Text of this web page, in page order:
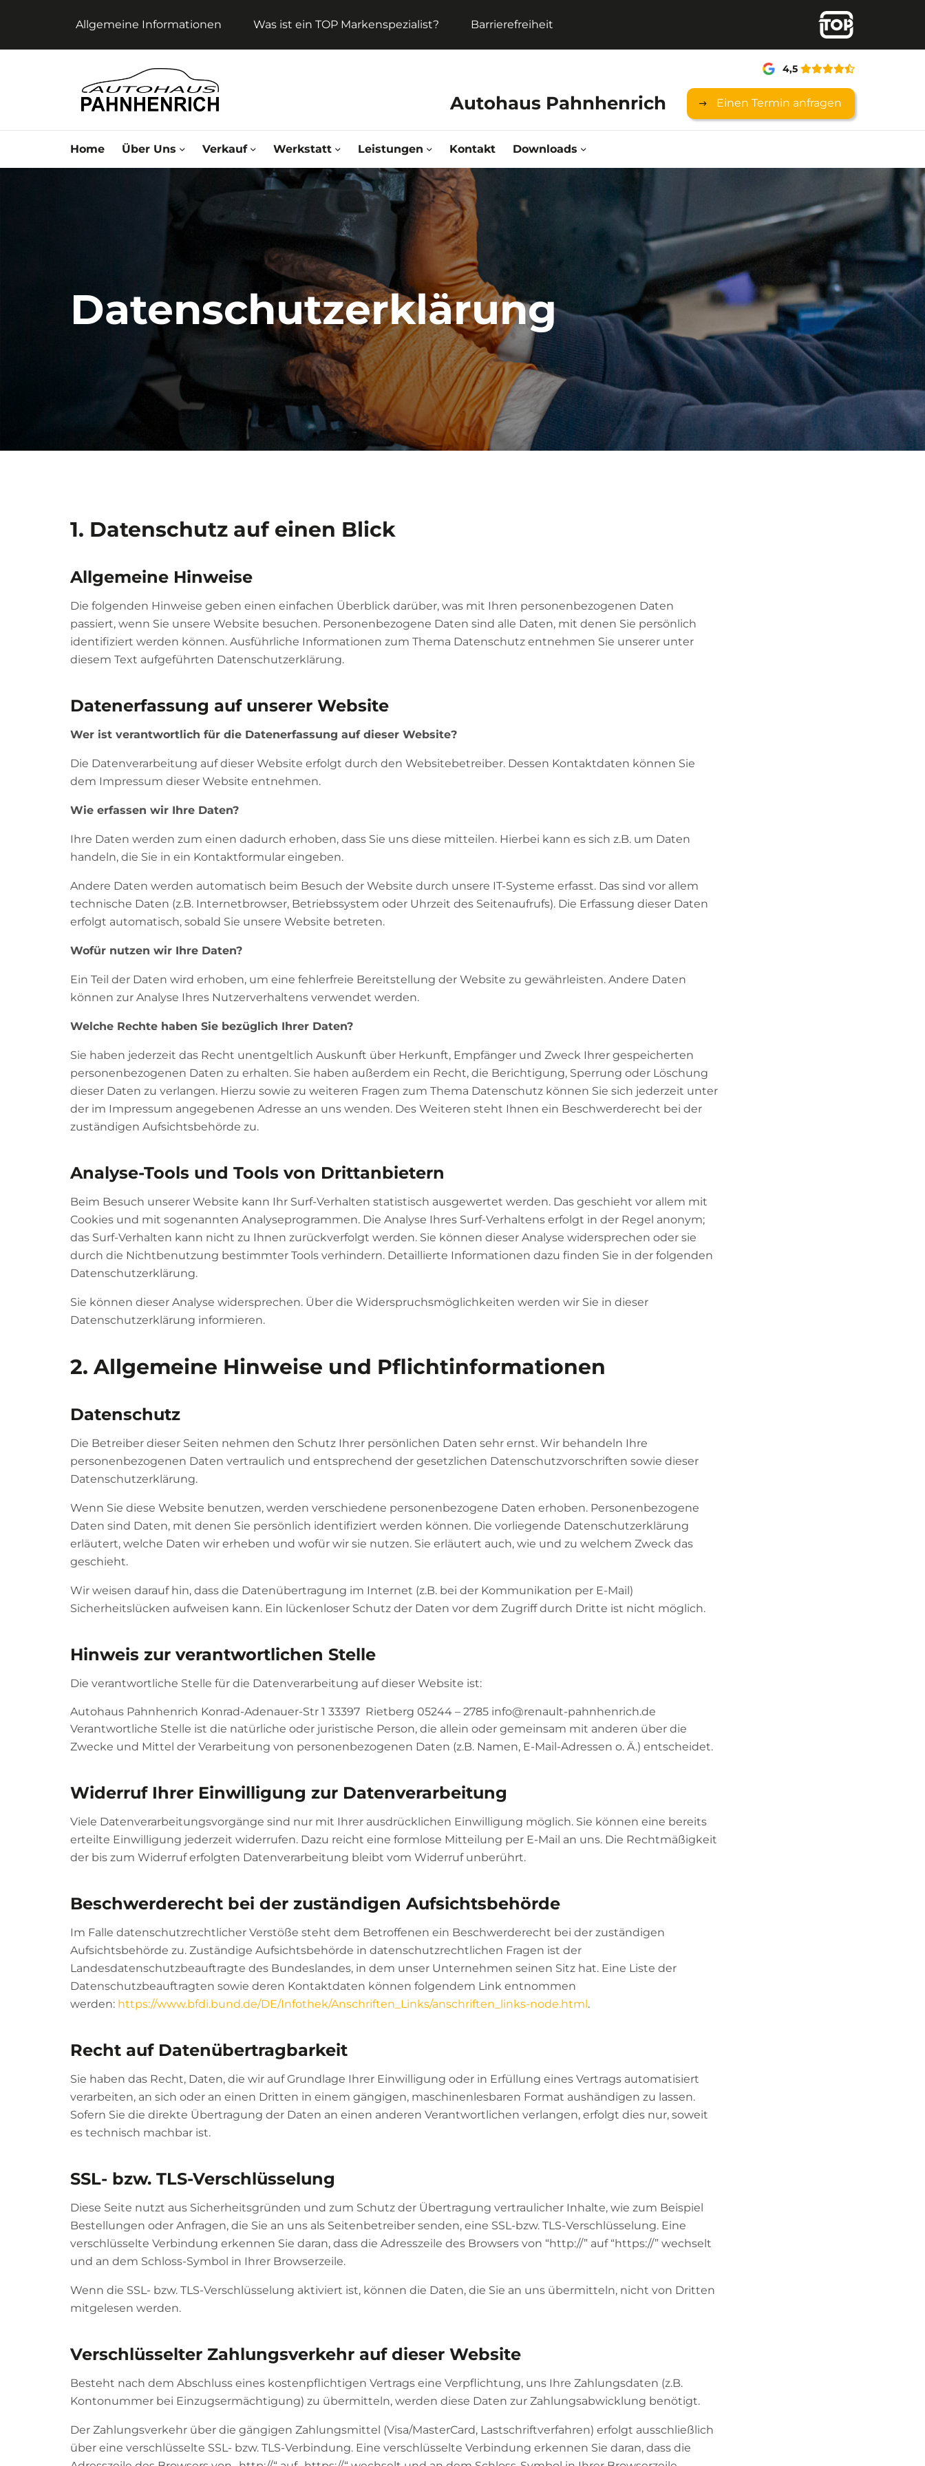
Allgemeine Informationen Was ist ein TOP Markenspezialist? Barrierefreiheit
4,5
Autohaus Pahnhenrich Einen Termin anfragen
Home Über Uns Verkauf Werkstatt Leistungen Kontakt Downloads
Datenschutzerklärung
1. Datenschutz auf einen Blick
Allgemeine Hinweise
Die folgenden Hinweise geben einen einfachen Überblick darüber, was mit Ihren personenbezogenen Daten
passiert, wenn Sie unsere Website besuchen. Personenbezogene Daten sind alle Daten, mit denen Sie persönlich
identifiziert werden können. Ausführliche Informationen zum Thema Datenschutz entnehmen Sie unserer unter
diesem Text aufgeführten Datenschutzerklärung.
Datenerfassung auf unserer Website
Wer ist verantwortlich für die Datenerfassung auf dieser Website?
Die Datenverarbeitung auf dieser Website erfolgt durch den Websitebetreiber. Dessen Kontaktdaten können Sie
dem Impressum dieser Website entnehmen.
Wie erfassen wir Ihre Daten?
Ihre Daten werden zum einen dadurch erhoben, dass Sie uns diese mitteilen. Hierbei kann es sich z.B. um Daten
handeln, die Sie in ein Kontaktformular eingeben.
Andere Daten werden automatisch beim Besuch der Website durch unsere IT-Systeme erfasst. Das sind vor allem
technische Daten (z.B. Internetbrowser, Betriebssystem oder Uhrzeit des Seitenaufrufs). Die Erfassung dieser Daten
erfolgt automatisch, sobald Sie unsere Website betreten.
Wofür nutzen wir Ihre Daten?
Ein Teil der Daten wird erhoben, um eine fehlerfreie Bereitstellung der Website zu gewährleisten. Andere Daten
können zur Analyse Ihres Nutzerverhaltens verwendet werden.
Welche Rechte haben Sie bezüglich Ihrer Daten?
Sie haben jederzeit das Recht unentgeltlich Auskunft über Herkunft, Empfänger und Zweck Ihrer gespeicherten
personenbezogenen Daten zu erhalten. Sie haben außerdem ein Recht, die Berichtigung, Sperrung oder Löschung
dieser Daten zu verlangen. Hierzu sowie zu weiteren Fragen zum Thema Datenschutz können Sie sich jederzeit unter
der im Impressum angegebenen Adresse an uns wenden. Des Weiteren steht Ihnen ein Beschwerderecht bei der
zuständigen Aufsichtsbehörde zu.
Analyse-Tools und Tools von Drittanbietern
Beim Besuch unserer Website kann Ihr Surf-Verhalten statistisch ausgewertet werden. Das geschieht vor allem mit
Cookies und mit sogenannten Analyseprogrammen. Die Analyse Ihres Surf-Verhaltens erfolgt in der Regel anonym;
das Surf-Verhalten kann nicht zu Ihnen zurückverfolgt werden. Sie können dieser Analyse widersprechen oder sie
durch die Nichtbenutzung bestimmter Tools verhindern. Detaillierte Informationen dazu finden Sie in der folgenden
Datenschutzerklärung.
Sie können dieser Analyse widersprechen. Über die Widerspruchsmöglichkeiten werden wir Sie in dieser
Datenschutzerklärung informieren.
2. Allgemeine Hinweise und Pflichtinformationen
Datenschutz
Die Betreiber dieser Seiten nehmen den Schutz Ihrer persönlichen Daten sehr ernst. Wir behandeln Ihre
personenbezogenen Daten vertraulich und entsprechend der gesetzlichen Datenschutzvorschriften sowie dieser
Datenschutzerklärung.
Wenn Sie diese Website benutzen, werden verschiedene personenbezogene Daten erhoben. Personenbezogene
Daten sind Daten, mit denen Sie persönlich identifiziert werden können. Die vorliegende Datenschutzerklärung
erläutert, welche Daten wir erheben und wofür wir sie nutzen. Sie erläutert auch, wie und zu welchem Zweck das
geschieht.
Wir weisen darauf hin, dass die Datenübertragung im Internet (z.B. bei der Kommunikation per E-Mail)
Sicherheitslücken aufweisen kann. Ein lückenloser Schutz der Daten vor dem Zugriff durch Dritte ist nicht möglich.
Hinweis zur verantwortlichen Stelle
Die verantwortliche Stelle für die Datenverarbeitung auf dieser Website ist:
Autohaus Pahnhenrich Konrad-Adenauer-Str 1 33397 Rietberg 05244 – 2785 info@renault-pahnhenrich.de
Verantwortliche Stelle ist die natürliche oder juristische Person, die allein oder gemeinsam mit anderen über die
Zwecke und Mittel der Verarbeitung von personenbezogenen Daten (z.B. Namen, E-Mail-Adressen o. Ä.) entscheidet.
Widerruf Ihrer Einwilligung zur Datenverarbeitung
Viele Datenverarbeitungsvorgänge sind nur mit Ihrer ausdrücklichen Einwilligung möglich. Sie können eine bereits
erteilte Einwilligung jederzeit widerrufen. Dazu reicht eine formlose Mitteilung per E-Mail an uns. Die Rechtmäßigkeit
der bis zum Widerruf erfolgten Datenverarbeitung bleibt vom Widerruf unberührt.
Beschwerderecht bei der zuständigen Aufsichtsbehörde
Im Falle datenschutzrechtlicher Verstöße steht dem Betroffenen ein Beschwerderecht bei der zuständigen
Aufsichtsbehörde zu. Zuständige Aufsichtsbehörde in datenschutzrechtlichen Fragen ist der
Landesdatenschutzbeauftragte des Bundeslandes, in dem unser Unternehmen seinen Sitz hat. Eine Liste der
Datenschutzbeauftragten sowie deren Kontaktdaten können folgendem Link entnommen
werden: https://www.bfdi.bund.de/DE/Infothek/Anschriften_Links/anschriften_links-node.html.
Recht auf Datenübertragbarkeit
Sie haben das Recht, Daten, die wir auf Grundlage Ihrer Einwilligung oder in Erfüllung eines Vertrags automatisiert
verarbeiten, an sich oder an einen Dritten in einem gängigen, maschinenlesbaren Format aushändigen zu lassen.
Sofern Sie die direkte Übertragung der Daten an einen anderen Verantwortlichen verlangen, erfolgt dies nur, soweit
es technisch machbar ist.
SSL- bzw. TLS-Verschlüsselung
Diese Seite nutzt aus Sicherheitsgründen und zum Schutz der Übertragung vertraulicher Inhalte, wie zum Beispiel
Bestellungen oder Anfragen, die Sie an uns als Seitenbetreiber senden, eine SSL-bzw. TLS-Verschlüsselung. Eine
verschlüsselte Verbindung erkennen Sie daran, dass die Adresszeile des Browsers von “http://” auf “https://” wechselt
und an dem Schloss-Symbol in Ihrer Browserzeile.
Wenn die SSL- bzw. TLS-Verschlüsselung aktiviert ist, können die Daten, die Sie an uns übermitteln, nicht von Dritten
mitgelesen werden.
Verschlüsselter Zahlungsverkehr auf dieser Website
Besteht nach dem Abschluss eines kostenpflichtigen Vertrags eine Verpflichtung, uns Ihre Zahlungsdaten (z.B.
Kontonummer bei Einzugsermächtigung) zu übermitteln, werden diese Daten zur Zahlungsabwicklung benötigt.
Der Zahlungsverkehr über die gängigen Zahlungsmittel (Visa/MasterCard, Lastschriftverfahren) erfolgt ausschließlich
über eine verschlüsselte SSL- bzw. TLS-Verbindung. Eine verschlüsselte Verbindung erkennen Sie daran, dass die